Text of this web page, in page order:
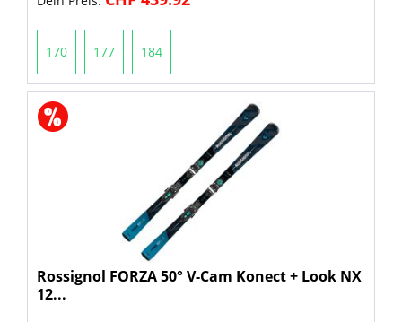
170 177 184
Rossignol FORZA 50° V-Cam Konect + Look NX
12...